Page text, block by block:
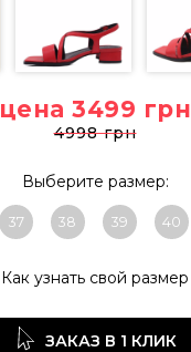
цена 3499 грн
4998 грн
Выберите размер:
37 38 39 40
Как узнать свой размер
ЗАКАЗ В 1 КЛИК